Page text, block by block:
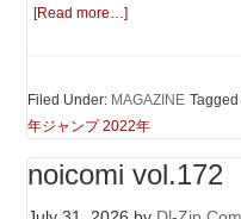
[Read more…]
Filed Under: MAGAZINE
年ジャンプ 2022年
noicomi vol.172